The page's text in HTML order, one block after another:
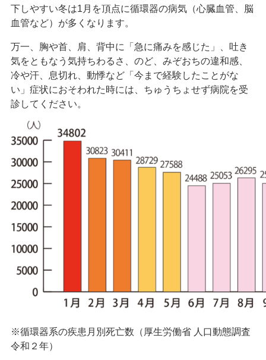
下しやすい冬は1月を頂点に循環器の病気（心臓血管、脳
血管など）が多くなります。
万一、胸や首、肩、背中に「急に痛みを感じた」、吐き
気をともなう気持ちわるさ、のど、みぞおちの違和感、
冷や汗、息切れ、動悸など「今まで経験したことがな
い」症状におそわれた時には、ちゅうちょせず病院を受
診してください。
※循環器系の疾患月別死亡数（厚生労働省 人口動態調査
令和２年）